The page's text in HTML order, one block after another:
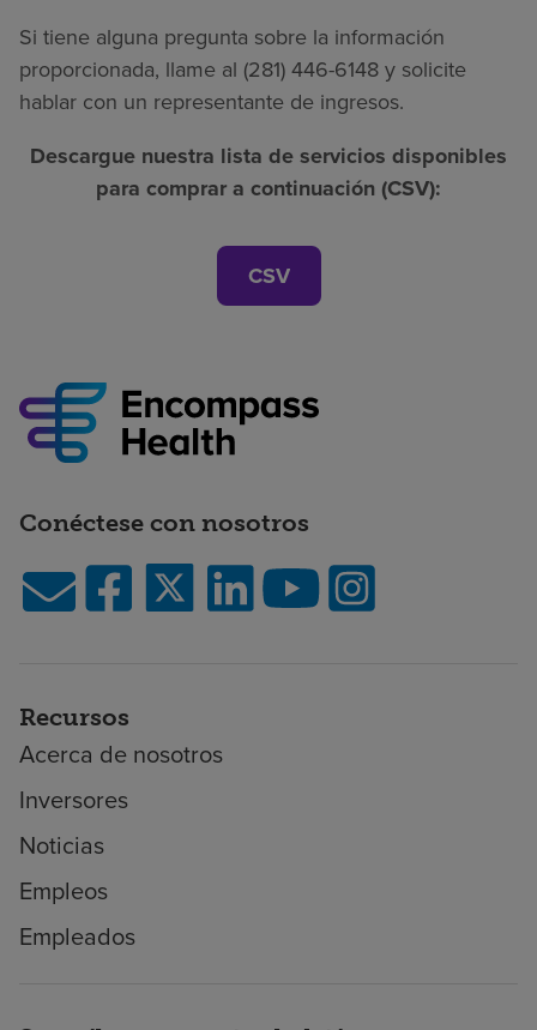
Si tiene alguna pregunta sobre la información
proporcionada, llame al (281) 446-6148 y solicite
hablar con un representante de ingresos.
Descargue nuestra lista de servicios disponibles
para comprar a continuación (CSV):
CSV
Conéctese con nosotros
Recursos
Acerca de nosotros
Inversores
Noticias
Empleos
Empleados